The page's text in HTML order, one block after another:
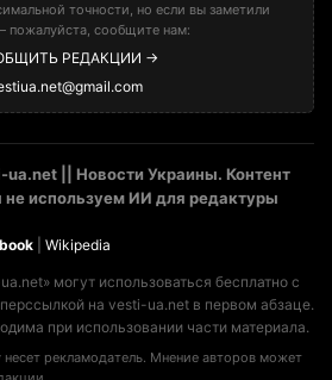
точности, но если вы заметили
пожалуйста, сообщите нам:
РЕДАКЦИИ →
|| Новости Украины. Контент
используем ИИ для редактуры
Wikipedia
могут использоваться бесплатно с
на vesti-ua.net в первом абзаце.
при использовании части материала.
несет рекламодатель. Мнение авторов может